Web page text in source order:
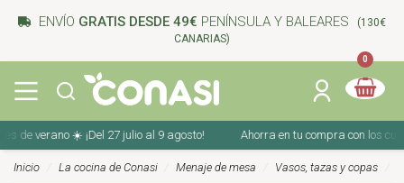
ENVÍO GRATIS DESDE 49€ PENÍNSULA Y BALEARES
(130€
CANARIAS)
0
de verano ☀️ ¡Del 27 julio al 9 agosto! Ahorra en tu compra con los
Inicio La cocina de Conasi Menaje de mesa Vasos, tazas y copas